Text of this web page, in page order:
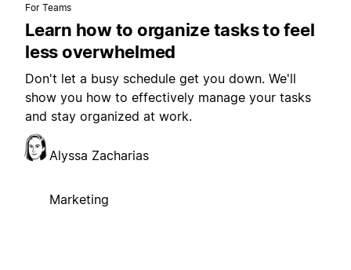
For Teams
Learn how to organize tasks to feel
less overwhelmed
Don't let a busy schedule get you down. We'll
show you how to effectively manage your tasks
and stay organized at work.
Alyssa Zacharias
Marketing